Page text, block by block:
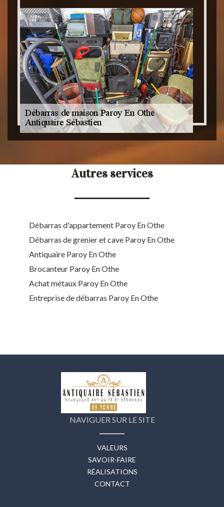
Autres services
Débarras d'appartement Paroy En Othe
Débarras de grenier et cave Paroy En Othe
Antiquaire Paroy En Othe
Brocanteur Paroy En Othe
Achat métaux Paroy En Othe
Entreprise de débarras Paroy En Othe
NAVIGUER SUR LE SITE
VALEURS
SAVOIR-FAIRE
RÉALISATIONS
CONTACT